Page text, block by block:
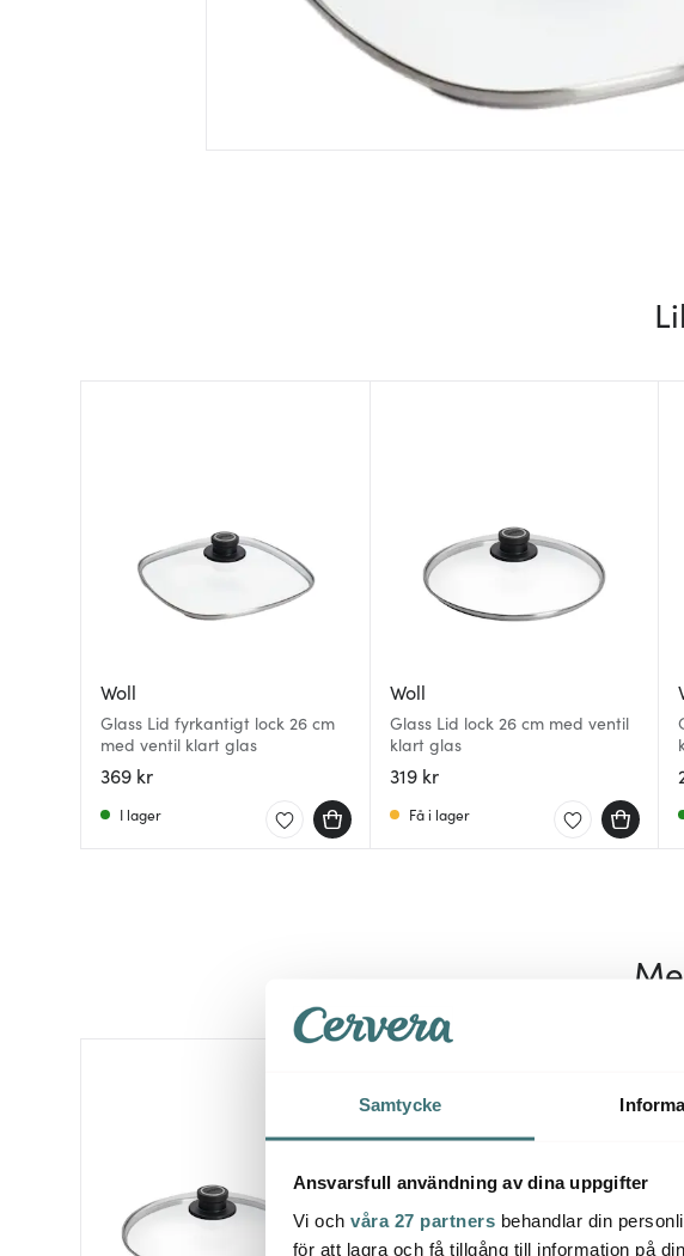
Samtycke
Ansvarsfull användning av dina uppgifter
Vi och våra 27 partners behandlar din
för att lagra och få tillgång till information på
Woll
Glass Lid fyrkantigt lock 26 cm
med ventil klart glas
369 kr
I lager
Woll
Glass Lid lock 26 cm med ventil
klart glas
319 kr
Få i lager